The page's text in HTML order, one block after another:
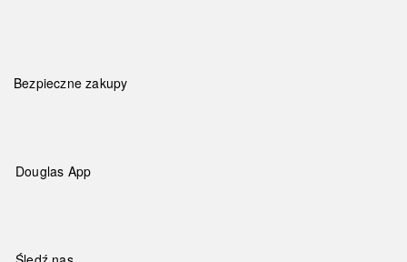
Bezpieczne zakupy
Douglas App